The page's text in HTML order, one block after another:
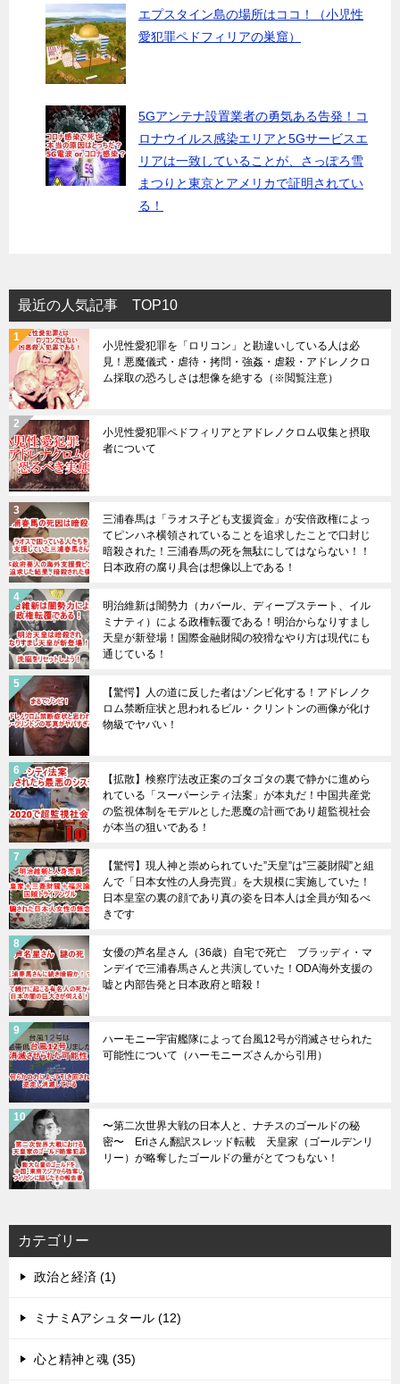
エプスタイン島の場所はココ！（小児性
愛犯罪ペドフィリアの巣窟）
5Gアンテナ設置業者の勇気ある告発！コ
ロナウイルス感染エリアと5Gサービスエ
リアは一致していることが、さっぽろ雪
まつりと東京とアメリカで証明されてい
る！
最近の人気記事 TOP10
小児性愛犯罪を「ロリコン」と勘違いしている人は必
見！悪魔儀式・虐待・拷問・強姦・虐殺・アドレノクロ
ム採取の恐ろしさは想像を絶する（※閲覧注意）
小児性愛犯罪ペドフィリアとアドレノクロム収集と摂取
者について
三浦春馬は「ラオス子ども支援資金」が安倍政権によっ
てピンハネ横領されていることを追求したことで口封じ
暗殺された！三浦春馬の死を無駄にしてはならない！！
日本政府の腐り具合は想像以上である！
明治維新は闇勢力（カバール、ディープステート、イル
ミナティ）による政権転覆である！明治からなりすまし
天皇が新登場！国際金融財閥の狡猾なやり方は現代にも
通じている！
【驚愕】人の道に反した者はゾンビ化する！アドレノク
ロム禁断症状と思われるビル・クリントンの画像が化け
物級でヤバい！
【拡散】検察庁法改正案のゴタゴタの裏で静かに進めら
れている「スーパーシティ法案」が本丸だ！中国共産党
の監視体制をモデルとした悪魔の計画であり超監視社会
が本当の狙いである！
【驚愕】現人神と崇められていた”天皇”は”三菱財閥”と組
んで「日本女性の人身売買」を大規模に実施していた！
日本皇室の裏の顔であり真の姿を日本人は全員が知るべ
きです
女優の芦名星さん（36歳）自宅で死亡 ブラッディ・マ
ンデイで三浦春馬さんと共演していた！ODA海外支援の
嘘と内部告発と日本政府と暗殺！
ハーモニー宇宙艦隊によって台風12号が消滅させられた
可能性について（ハーモニーズさんから引用）
〜第二次世界大戦の日本人と、ナチスのゴールドの秘
密〜 Eriさん翻訳スレッド転載 天皇家（ゴールデンリ
リー）が略奪したゴールドの量がとてつもない！
カテゴリー
政治と経済 (1)
ミナミAアシュタール (12)
心と精神と魂 (35)